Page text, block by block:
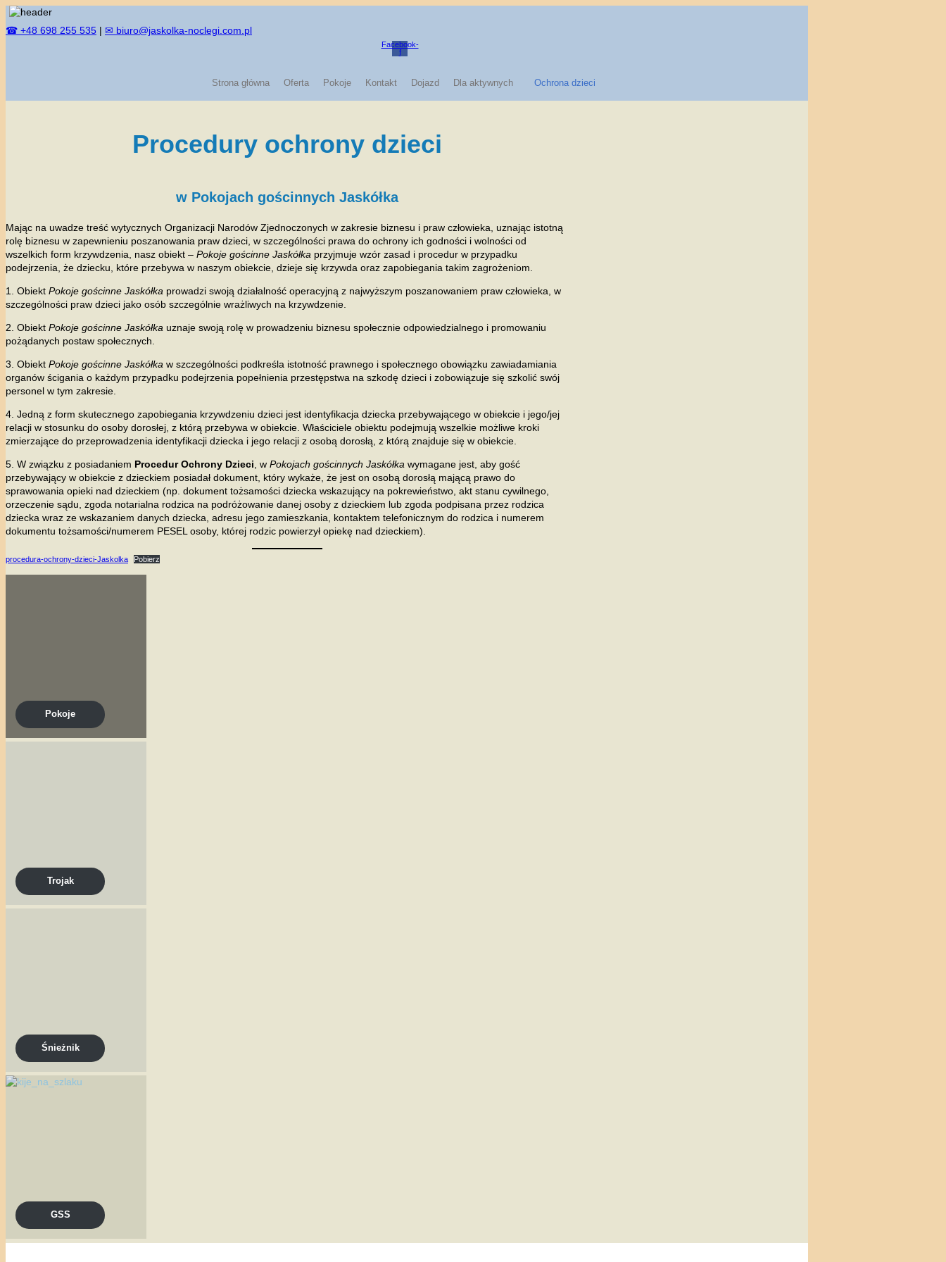
Skip
to
content
☎ +48 698 255 535 | ✉ biuro@jaskolka-noclegi.com.pl
Facebook-
f
Strona główna Oferta Pokoje Kontakt Dojazd Dla aktywnych Ochrona dzieci
Procedury ochrony dzieci
w Pokojach gościnnych Jaskółka
Mając na uwadze treść wytycznych Organizacji Narodów Zjednoczonych w zakresie biznesu i praw człowieka, uznając istotną
rolę biznesu w zapewnieniu poszanowania praw dzieci, w szczególności prawa do ochrony ich godności i wolności od
wszelkich form krzywdzenia, nasz obiekt – Pokoje gościnne Jaskółka przyjmuje wzór zasad i procedur w przypadku
podejrzenia, że dziecku, które przebywa w naszym obiekcie, dzieje się krzywda oraz zapobiegania takim zagrożeniom.
1. Obiekt Pokoje gościnne Jaskółka prowadzi swoją działalność operacyjną z najwyższym poszanowaniem praw człowieka, w
szczególności praw dzieci jako osób szczególnie wrażliwych na krzywdzenie.
2. Obiekt Pokoje gościnne Jaskółka uznaje swoją rolę w prowadzeniu biznesu społecznie odpowiedzialnego i promowaniu
pożądanych postaw społecznych.
3. Obiekt Pokoje gościnne Jaskółka w szczególności podkreśla istotność prawnego i społecznego obowiązku zawiadamiania
organów ścigania o każdym przypadku podejrzenia popełnienia przestępstwa na szkodę dzieci i zobowiązuje się szkolić swój
personel w tym zakresie.
4. Jedną z form skutecznego zapobiegania krzywdzeniu dzieci jest identyfikacja dziecka przebywającego w obiekcie i jego/jej
relacji w stosunku do osoby dorosłej, z którą przebywa w obiekcie. Właściciele obiektu podejmują wszelkie możliwe kroki
zmierzające do przeprowadzenia identyfikacji dziecka i jego relacji z osobą dorosłą, z którą znajduje się w obiekcie.
5. W związku z posiadaniem Procedur Ochrony Dzieci , w Pokojach gościnnych Jaskółka wymagane jest, aby gość
przebywający w obiekcie z dzieckiem posiadał dokument, który wykaże, że jest on osobą dorosłą mającą prawo do
sprawowania opieki nad dzieckiem (np. dokument tożsamości dziecka wskazujący na pokrewieństwo, akt stanu cywilnego,
orzeczenie sądu, zgoda notarialna rodzica na podróżowanie danej osoby z dzieckiem lub zgoda podpisana przez rodzica
dziecka wraz ze wskazaniem danych dziecka, adresu jego zamieszkania, kontaktem telefonicznym do rodzica i numerem
dokumentu tożsamości/numerem PESEL osoby, której rodzic powierzył opiekę nad dzieckiem).
procedura-ochrony-dzieci-Jaskolka Pobierz
Pokoje
Trojak
Śnieżnik
GSS